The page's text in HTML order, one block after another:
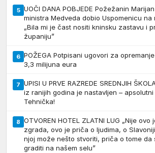
5 UOČI DANA POBJEDE Požežanin
ministra Medveda dobio Uspomenicu na
„Bila mi je čast nositi kninsku zastavu i
županiju”
6 POŽEGA Potpisani ugovori za
3,3 milijuna eura
7 UPISI U PRVE RAZREDE SREDNJIH
iz ranijih godina je nastavljen –
Tehnička!
8 OTVOREN HOTEL ZLATNI LUG „Nije
zgrada, ovo je priča o ljudima, o
njoj može nešto stvoriti, priča o tome da
graditi na našem selu”